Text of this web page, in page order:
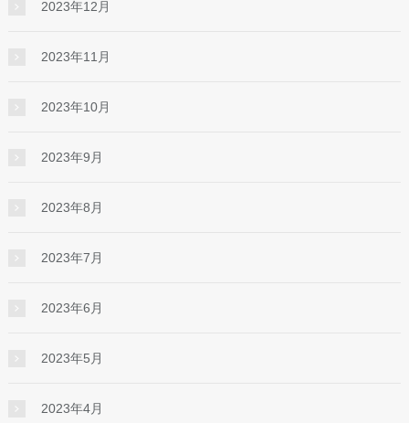
2023年12月
2023年11月
2023年10月
2023年9月
2023年8月
2023年7月
2023年6月
2023年5月
2023年4月